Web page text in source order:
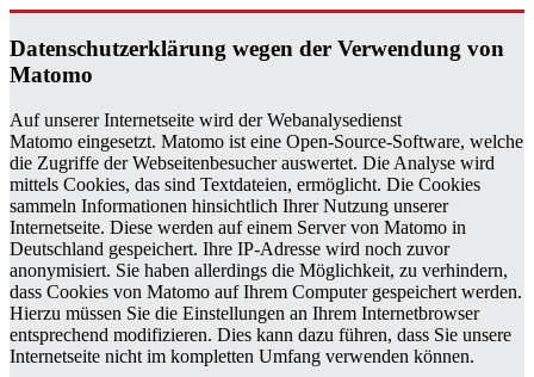
Da­ten­schutz­er­klä­rung wegen der Ver­wen­dung von
Ma­to­mo
Auf unserer Internetseite wird der Webanalysedienst
Matomo eingesetzt. Matomo ist eine Open-Source-Software, welche
die Zugriffe der Webseitenbesucher auswertet. Die Analyse wird
mittels Cookies, das sind Textdateien, ermöglicht. Die Cookies
sammeln Informationen hinsichtlich Ihrer Nutzung unserer
Internetseite. Diese werden auf einem Server von Matomo in
Deutschland gespeichert. Ihre IP-Adresse wird noch zuvor
anonymisiert. Sie haben allerdings die Möglichkeit, zu verhindern,
dass Cookies von Matomo auf Ihrem Computer gespeichert werden.
Hierzu müssen Sie die Einstellungen an Ihrem Internetbrowser
entsprechend modifizieren. Dies kann dazu führen, dass Sie unsere
Internetseite nicht im kompletten Umfang verwenden können.